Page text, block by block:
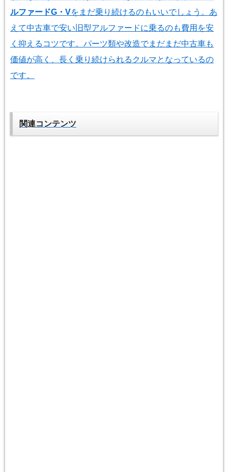
ルファードG・Vをまだ乗り続けるのもいいでしょう。あ
えて中古車で安い旧型アルファードに乗るのも費用を安
く抑えるコツです。パーツ類や改造でまだまだ中古車も
価値が高く、長く乗り続けられるクルマとなっているの
です。
関連コンテンツ